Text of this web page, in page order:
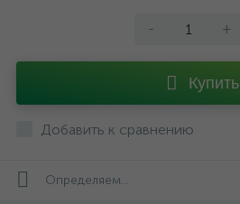
- +
Купить
Добавить к сравнению
Определяем...